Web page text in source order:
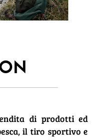
di prodotti ed
il tiro sportivo e